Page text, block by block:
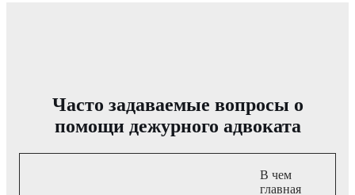
Часто задаваемые вопросы о
помощи дежурного адвоката
В чем
главная